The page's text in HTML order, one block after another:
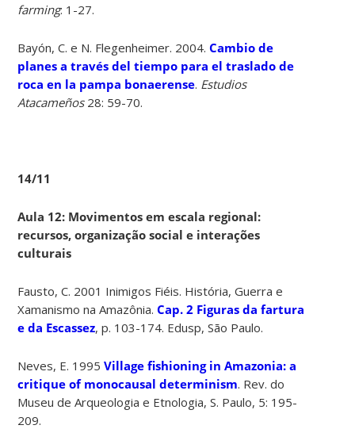
farming: 1-27.
Bayón, C. e N. Flegenheimer. 2004.Cambio de
planes a través del tiempo para el traslado de
roca en la pampa bonaerense. Estudios
Atacameños28: 59-70.
14/11
Aula 12: Movimentos em escala regional:
recursos, organização social e interações
culturais
Fausto, C. 2001 Inimigos Fiéis. História, Guerra e
Xamanismo na Amazônia.Cap. 2 Figuras da fartura
e da Escassez, p. 103-174. Edusp, São Paulo.
Neves, E. 1995Village fishioning in Amazonia: a
critique of monocausal determinism. Rev. do
Museu de Arqueologia e Etnologia, S. Paulo, 5: 195-
209.